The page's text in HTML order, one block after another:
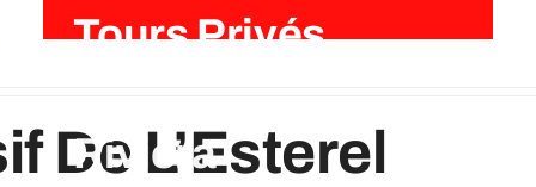
Tours Privés
Riviera
De L’Esterel